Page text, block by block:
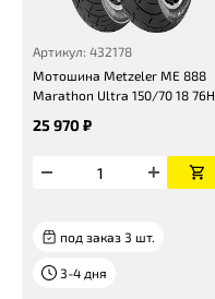
Артикул: 432178
Мотошина Metzeler ME 888
Marathon Ultra 150/70 18 76H
25 970 ₽
под заказ 3 шт.
3-4 дня